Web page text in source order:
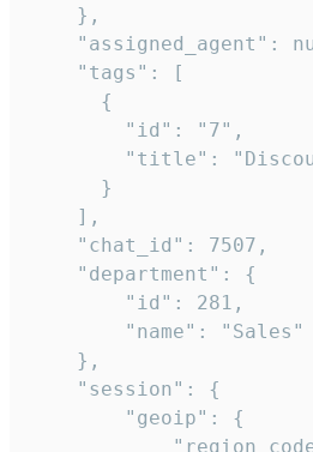
    },
"assigned_agent":
    "tags": [
      {
        "id": "7",
"title":
      }
    ],
    "chat_id": 7507,
    "department": {
        "id": 281,
        "name": "Sales"
    },
    "session": {
        "geoip": {